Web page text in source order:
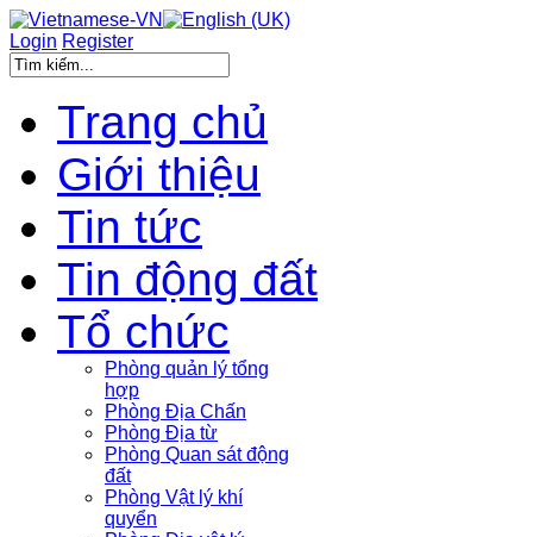
Login Register
Trang chủ
Giới thiệu
Tin tức
Tin động đất
Tổ chức
Phòng quản lý tổng
hợp
Phòng Địa Chấn
Phòng Địa từ
Phòng Quan sát động
đất
Phòng Vật lý khí
quyển